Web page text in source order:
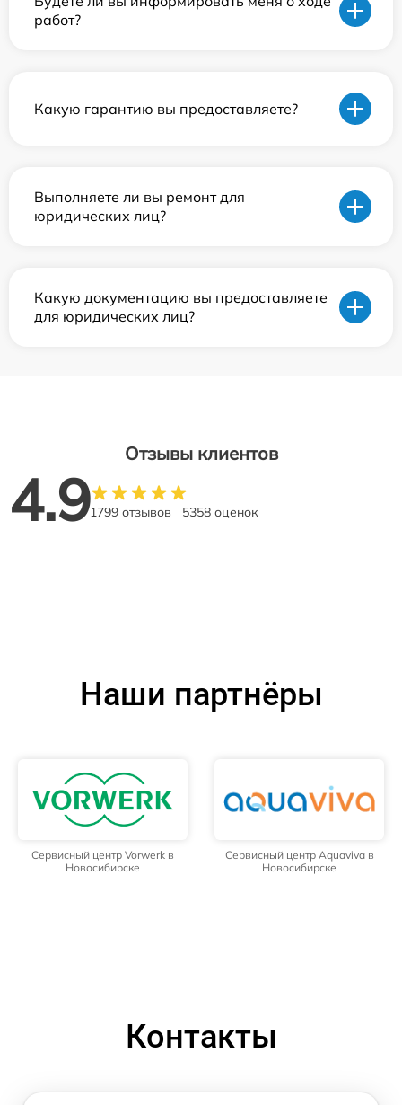
работ?
Какую гарантию вы предоставляете?
Выполняете ли вы ремонт для
юридических лиц?
Какую документацию вы предоставляете
для юридических лиц?
Отзывы клиентов
4.91799 отзывов 5358 оценок
Наши партнёры
Сервисный центр Vorwerk в
Новосибирске
Сервисный центр Aquaviva в
Новосибирске
Контакты